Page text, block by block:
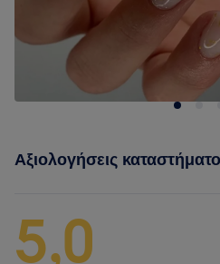
Αξιολογήσεις
5,0